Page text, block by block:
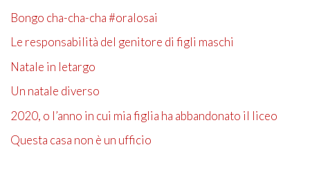
Bongo cha-cha-cha #oralosai
Le responsabilità del genitore di figli maschi
Natale in letargo
Un natale diverso
2020, o l’anno in cui mia figlia ha abbandonato il liceo
Questa casa non è un ufficio